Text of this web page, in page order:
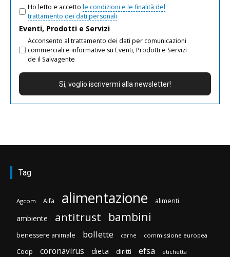
Ho letto e accetto le condizioni e le finalità del
trattamento dei dati personali
Eventi, Prodotti e Servizi
Acconsento al trattamento dei dati per comunicazioni
commerciali e informative su Eventi, Prodotti e Servizi
de il Salvagente
Tag
Agcom Aifa alimentazione alimenti
ambiente antitrust bambini
benessere animale bollette carne commissione europea
Coop coronavirus dieta diritti efsa etichetta